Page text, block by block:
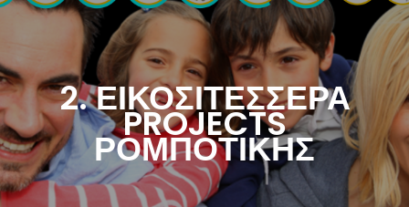
Online Coding Courses
PROJECTS LIST
Private Robotics
Rent a Robotic Lab
Who we are
2. ΕΙΚΟΣΙΤΕΣΣΕΡΑ
PROJECTS
ΡΟΜΠΟΤΙΚΗΣ